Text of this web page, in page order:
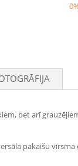
bet arī
pakaišu